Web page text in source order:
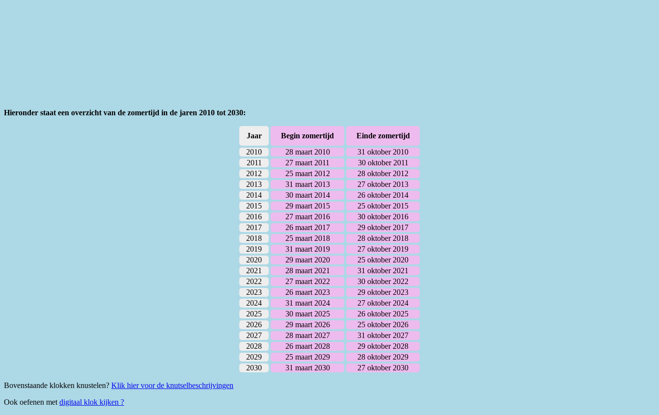
Hieronder staat een overzicht van de zomertijd in de jaren 2010 tot 2030:
Jaar Begin zomertijd
Einde zomertijd
2010
28 maart 2010
31 oktober 2010
2011
27 maart 2011
30 oktober 2011
2012
25 maart 2012
28 oktober 2012
2013
31 maart 2013
27 oktober 2013
2014
30 maart 2014
26 oktober 2014
2015
29 maart 2015
25 oktober 2015
2016
27 maart 2016
30 oktober 2016
2017
26 maart 2017
29 oktober 2017
2018
25 maart 2018
28 oktober 2018
2019
31 maart 2019
27 oktober 2019
2020
29 maart 2020
25 oktober 2020
2021
28 maart 2021
31 oktober 2021
2022
27 maart 2022
30 oktober 2022
2023
26 maart 2023
29 oktober 2023
2024
31 maart 2024
27 oktober 2024
2025
30 maart 2025
26 oktober 2025
2026
29 maart 2026
25 oktober 2026
2027
28 maart 2027
31 oktober 2027
2028
26 maart 2028
29 oktober 2028
2029
25 maart 2029
28 oktober 2029
2030
31 maart 2030 27 oktober 2030
Bovenstaande klokken knustelen? Klik hier voor de knutselbeschrijvingen
Ook oefenen met digitaal klok kijken ?